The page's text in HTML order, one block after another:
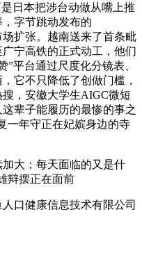
日本把涉台动做从嘴上推
字节跳动发布的
场扩张。越南送来了首条毗
宁高铁的正式动工，他们
平台通过尺度化分镜表、
它不只降低了创做门槛，
，安徽大学生AIGC微短
辈子能履历的最惨的事之
一年守正在妃嫔身边的寺
大；每天面临的又是什
辩摆正在面前
口健康信息技术有限公司